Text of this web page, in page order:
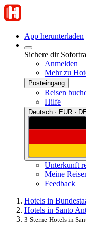
App herunterladen
Sichere dir
Anmelden
Mehr zu
Posteingang
Reisen
Hilfe
Deutsch · EUR ·
Unterkunft
Meine
Feedback
Hotels in
Hotels in Santo
3-Sterne-Hotels in